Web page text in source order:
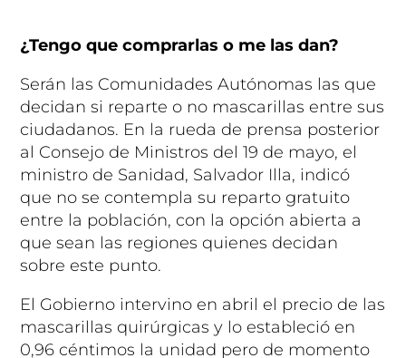
¿Tengo que comprarlas o me las dan?
Serán las Comunidades Autónomas las que
decidan si reparte o no mascarillas entre sus
ciudadanos. En la rueda de prensa posterior
al Consejo de Ministros del 19 de mayo, el
ministro de Sanidad, Salvador Illa, indicó
que no se contempla su reparto gratuito
entre la población, con la opción abierta a
que sean las regiones quienes decidan
sobre este punto.
El Gobierno intervino en abril el precio de las
mascarillas quirúrgicas y lo estableció en
0,96 céntimos la unidad pero de momento